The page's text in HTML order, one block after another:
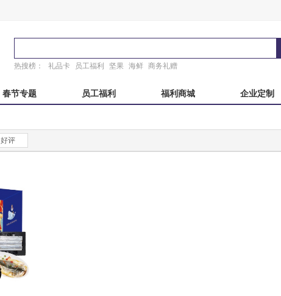
热搜榜： 礼品卡 员工福利 坚果 海鲜 商务礼赠
春节专题 员工福利 福利商城 企业定制
粽子礼盒
好评